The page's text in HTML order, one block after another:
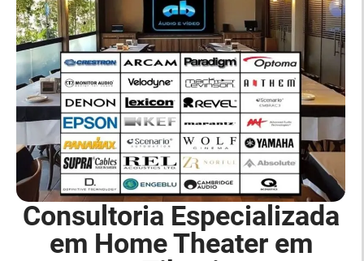
Consultoria Especializada
em Home Theater em